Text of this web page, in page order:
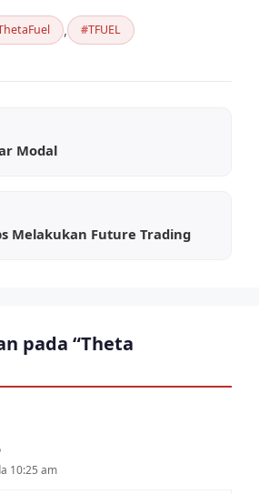
, TFUEL
Modal
Melakukan Future Trading
pada “Theta
10:25 am